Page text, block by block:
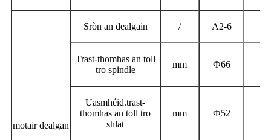
motair dealgan
Sròn an dealgain / A2-6
Trast-thomhas an toll
tro spindle
mm Ф66
Uasmhéid.trast-
thomhas an toll tro
shlat
mm Ф52